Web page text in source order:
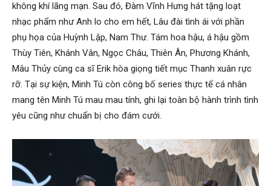
không khí lãng mạn. Sau đó, Đàm Vĩnh Hưng hát tặng loạt
nhạc phẩm như Anh lo cho em hết, Lâu đài tình ái với phần
phụ họa của Huỳnh Lập, Nam Thư. Tám hoa hậu, á hậu gồm
Thùy Tiên, Khánh Vân, Ngọc Châu, Thiên Ân, Phương Khánh,
Mâu Thủy cùng ca sĩ Erik hòa giọng tiết mục Thanh xuân rực
rỡ. Tại sự kiện, Minh Tú còn công bố series thực tế cá nhân
mang tên Minh Tú mau mau tính, ghi lại toàn bộ hành trình tình
yêu cũng như chuẩn bị cho đám cưới.